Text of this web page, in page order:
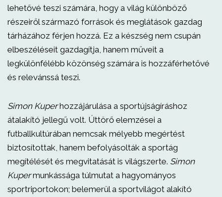
lehetővé teszi számára, hogy a világ különböző
részeiről származó források és meglátások gazdag
tárházához férjen hozzá. Ez a készség nem csupán
elbeszéléseit gazdagítja, hanem műveit a
legkülönfélébb közönség számára is hozzáférhetővé
és relevánssá teszi.
Simon Kuperhozzájárulása a sportújságíráshoz
átalakító jellegű volt. Úttörő elemzései a
futballkultúrában nemcsak mélyebb megértést
biztosítottak, hanem befolyásolták a sportág
megítélését és megvitatását is világszerte. Simon
Kupermunkássága túlmutat a hagyományos
sportriportokon; belemerül a sportvilágot alakító